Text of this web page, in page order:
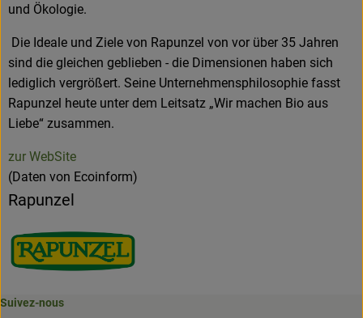
und Ökologie.
Die Ideale und Ziele von Rapunzel von vor über 35 Jahren
sind die gleichen geblieben - die Dimensionen haben sich
lediglich vergrößert. Seine Unternehmensphilosophie fasst
Rapunzel heute unter dem Leitsatz „Wir machen Bio aus
Liebe“ zusammen.
zur WebSite
(Daten von Ecoinform)
Rapunzel
Suivez-nous